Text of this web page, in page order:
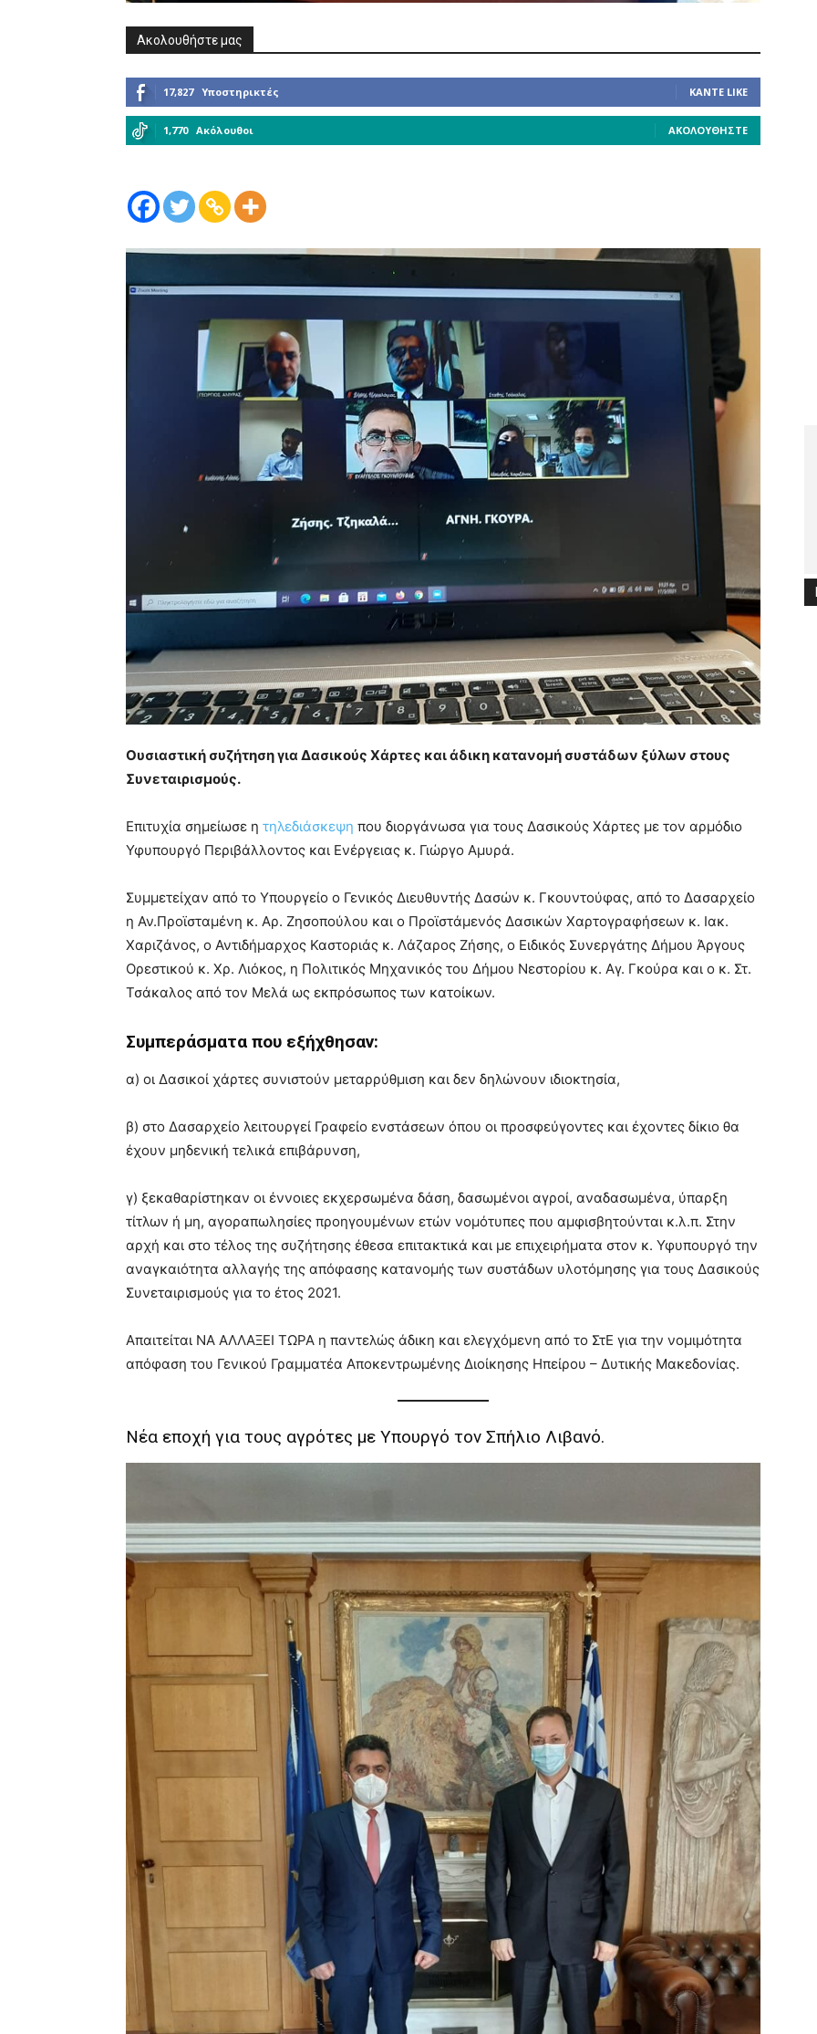
Ακολουθήστε μας
17,827 Υποστηρικτές ΚΆΝΤΕ LIKE
1,770 Ακόλουθοι ΑΚΟΛΟΥΘΉΣΤΕ
Ουσιαστική συζήτηση για Δασικούς Χάρτες και άδικη κατανομή συστάδων ξύλων στους
Συνεταιρισμούς.
Επιτυχία σημείωσε η τηλεδιάσκεψη που διοργάνωσα για τους Δασικούς Χάρτες με τον αρμόδιο
Υφυπουργό Περιβάλλοντος και Ενέργειας κ. Γιώργο Αμυρά.
Συμμετείχαν από το Υπουργείο ο Γενικός Διευθυντής Δασών κ. Γκουντούφας, από το Δασαρχείο
η Αν.Προϊσταμένη κ. Αρ. Ζησοπούλου και ο Προϊστάμενός Δασικών Χαρτογραφήσεων κ. Ιακ.
Χαριζάνος, ο Αντιδήμαρχος Καστοριάς κ. Λάζαρος Ζήσης, ο Ειδικός Συνεργάτης Δήμου Άργους
Ορεστικού κ. Χρ. Λιόκος, η Πολιτικός Μηχανικός του Δήμου Νεστορίου κ. Αγ. Γκούρα και ο κ. Στ.
Τσάκαλος από τον Μελά ως εκπρόσωπος των κατοίκων.
Συμπεράσματα που εξήχθησαν:
α) οι Δασικοί χάρτες συνιστούν μεταρρύθμιση και δεν δηλώνουν ιδιοκτησία,
β) στο Δασαρχείο λειτουργεί Γραφείο ενστάσεων όπου οι προσφεύγοντες και έχοντες δίκιο θα
έχουν μηδενική τελικά επιβάρυνση,
γ) ξεκαθαρίστηκαν οι έννοιες εκχερσωμένα δάση, δασωμένοι αγροί, αναδασωμένα, ύπαρξη
τίτλων ή μη, αγοραπωλησίες προηγουμένων ετών νομότυπες που αμφισβητούνται κ.λ.π. Στην
αρχή και στο τέλος της συζήτησης έθεσα επιτακτικά και με επιχειρήματα στον κ. Υφυπουργό την
αναγκαιότητα αλλαγής της απόφασης κατανομής των συστάδων υλοτόμησης για τους Δασικούς
Συνεταιρισμούς για το έτος 2021.
Απαιτείται ΝΑ ΑΛΛΑΞΕΙ ΤΩΡΑ η παντελώς άδικη και ελεγχόμενη από το ΣτΕ για την νομιμότητα
απόφαση του Γενικού Γραμματέα Αποκεντρωμένης Διοίκησης Ηπείρου – Δυτικής Μακεδονίας.
Νέα εποχή για τους αγρότες με Υπουργό τον Σπήλιο Λιβανό.